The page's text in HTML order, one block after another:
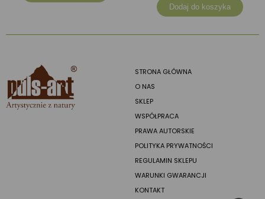
Dodaj do koszyka
STRONA GŁÓWNA
O NAS
SKLEP
WSPÓŁPRACA
PRAWA AUTORSKIE
POLITYKA PRYWATNOŚCI
REGULAMIN SKLEPU
WARUNKI GWARANCJI
KONTAKT